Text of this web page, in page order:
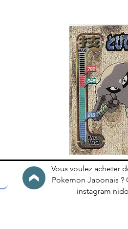
Vous voulez acheter
Pokemon Japonais ?
instagram